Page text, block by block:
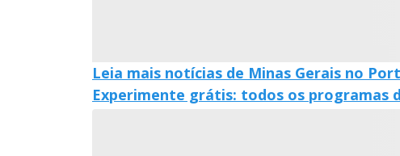
Leia mais notícias de Minas Gerais no
Experimente grátis: todos os programas